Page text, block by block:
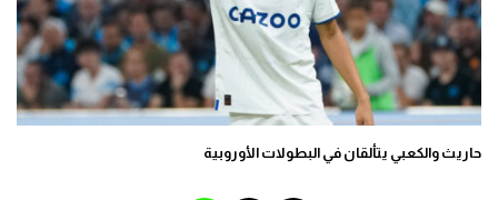
حاريث والكعبي يتألقان في البطولات الأوروبية